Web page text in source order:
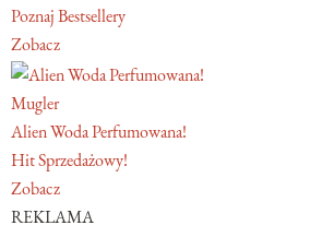
Poznaj Bestsellery
Zobacz
Mugler
Alien Woda Perfumowana!
Hit Sprzedażowy!
Zobacz
REKLAMA